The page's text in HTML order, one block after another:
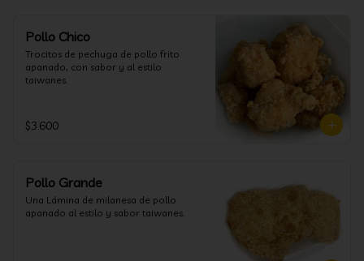
Pollo Chico
Trocitos de pechuga de pollo frito
apanado, con sabor y al estilo
taiwanes.
$3.600
Pollo Grande
Una Lámina de milanesa de pollo
apanado al estilo y sabor taiwanes.